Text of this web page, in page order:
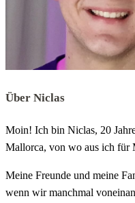
Über Niclas
Moin! Ich bin Niclas, 20
Mallorca, von wo aus ich für
Meine Freunde und meine
wenn wir manchmal